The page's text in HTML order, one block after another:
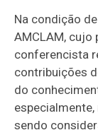
Na condição
AMCLAM, cujo
conferencista
contribuições
do
sendo